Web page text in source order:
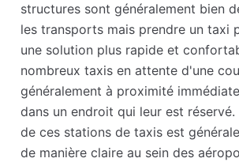
structures sont généralement bien
les transports mais prendre un taxi
une solution plus rapide et
nombreux taxis en attente d'une
généralement à proximité
dans un endroit qui leur est
de ces stations de taxis est
de manière claire au sein des